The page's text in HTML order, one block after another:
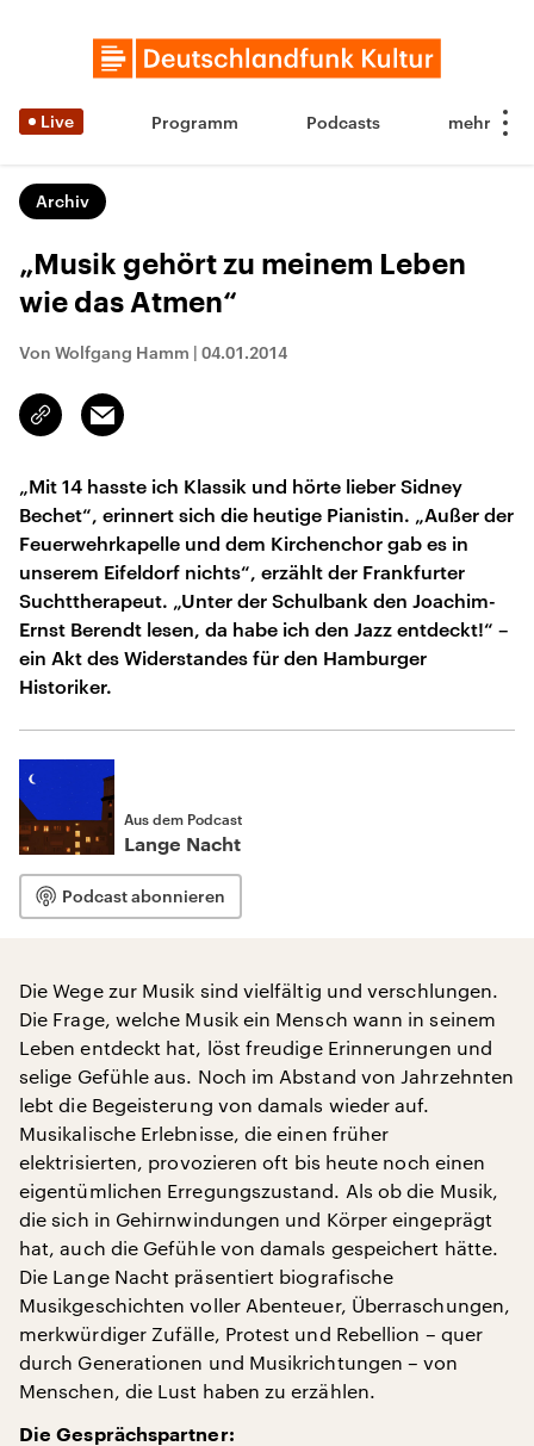
Live Programm Podcasts
Archiv
„Musik gehört zu meinem Leben
wie das Atmen“
Von Wolfgang Hamm | 04.01.2014
Link
kopieren/teilen
Email
„Mit 14 hasste ich Klassik und hörte lieber Sidney
Bechet“, erinnert sich die heutige Pianistin. „Außer der
Feuerwehrkapelle und dem Kirchenchor gab es in
unserem Eifeldorf nichts“, erzählt der Frankfurter
Suchttherapeut. „Unter der Schulbank den Joachim-
Ernst Berendt lesen, da habe ich den Jazz entdeckt!“ –
ein Akt des Widerstandes für den Hamburger
Historiker.
Aus dem Podcast
Lange Nacht
Podcast abonnieren
Die Wege zur Musik sind vielfältig und verschlungen.
Die Frage, welche Musik ein Mensch wann in seinem
Leben entdeckt hat, löst freudige Erinnerungen und
selige Gefühle aus. Noch im Abstand von Jahrzehnten
lebt die Begeisterung von damals wieder auf.
Musikalische Erlebnisse, die einen früher
elektrisierten, provozieren oft bis heute noch einen
eigentümlichen Erregungszustand. Als ob die Musik,
die sich in Gehirnwindungen und Körper eingeprägt
hat, auch die Gefühle von damals gespeichert hätte.
Die Lange Nacht präsentiert biografische
Musikgeschichten voller Abenteuer, Überraschungen,
merkwürdiger Zufälle, Protest und Rebellion – quer
durch Generationen und Musikrichtungen – von
Menschen, die Lust haben zu erzählen.
Die Gesprächspartner: